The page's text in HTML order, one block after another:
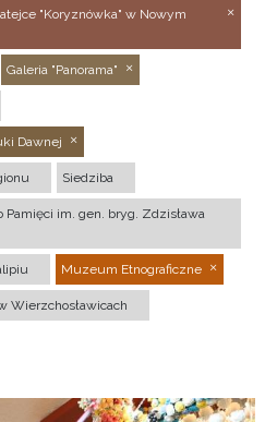
"Koryznówka" w Nowym
Galeria "Panorama"
Dawnej
Siedziba
Pamięci im. gen. bryg. Zdzisława
Muzeum Etnograficzne
Wierzchosławicach